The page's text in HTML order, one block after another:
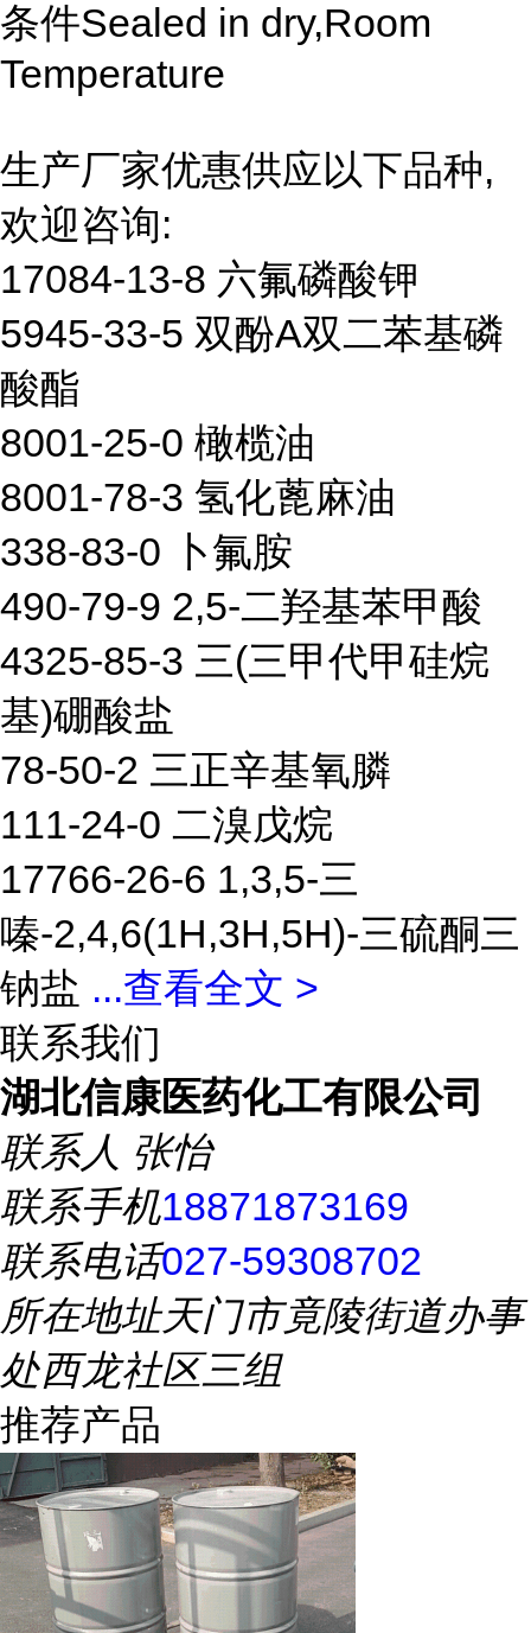
条件Sealed in dry,Room
Temperature
生产厂家优惠供应以下品种,
欢迎咨询:
17084-13-8 六氟磷酸钾
5945-33-5 双酚A双二苯基磷
酸酯
8001-25-0 橄榄油
8001-78-3 氢化蓖麻油
338-83-0 卜氟胺
490-79-9 2,5-二羟基苯甲酸
4325-85-3 三(三甲代甲硅烷
基)硼酸盐
78-50-2 三正辛基氧膦
111-24-0 二溴戊烷
17766-26-6 1,3,5-三
嗪-2,4,6(1H,3H,5H)-三硫酮三
钠盐 ...查看全文 >
联系我们
湖北信康医药化工有限公司
联系人 张怡
联系手机18871873169
联系电话027-59308702
所在地址天门市竟陵街道办事
处西龙社区三组
推荐产品